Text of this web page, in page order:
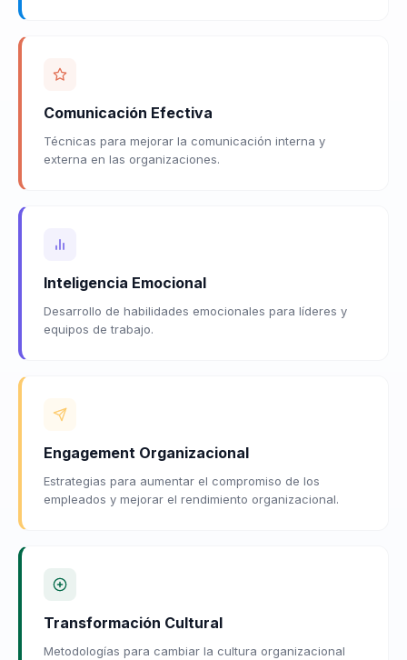
Comunicación Efectiva
Técnicas para mejorar la comunicación interna y
externa en las organizaciones.
Inteligencia Emocional
Desarrollo de habilidades emocionales para líderes y
equipos de trabajo.
Engagement Organizacional
Estrategias para aumentar el compromiso de los
empleados y mejorar el rendimiento organizacional.
Transformación Cultural
Metodologías para cambiar la cultura organizacional